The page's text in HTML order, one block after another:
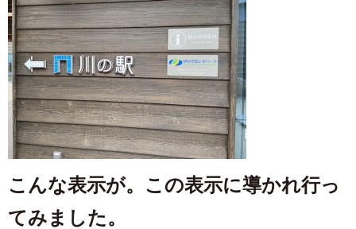
こんな表示が。この表示に導かれ行っ
てみました。